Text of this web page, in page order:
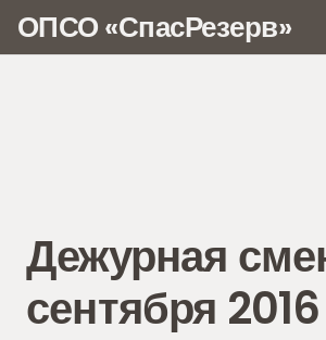
ОПСО «СпасРезерв»
Дежурная
сентября 2016